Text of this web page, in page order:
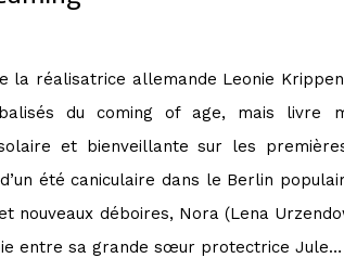
la réalisatrice allemande Leonie
du coming of age, mais livre
et bienveillante sur les
été caniculaire dans le Berlin
nouveaux déboires, Nora (Lena
entre sa grande sœur protectrice Jule…